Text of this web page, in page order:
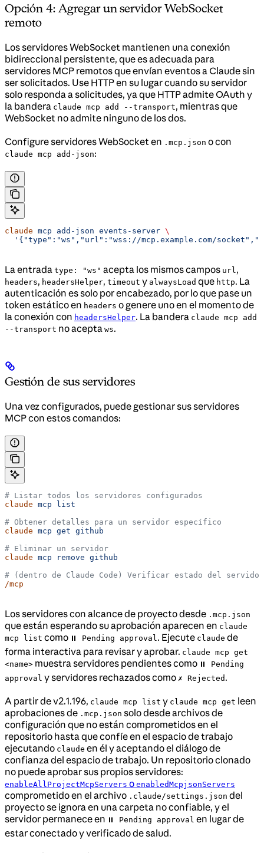
Opción 4: Agregar un servidor WebSocket
remoto
Los servidores WebSocket mantienen una conexión
bidireccional persistente, que es adecuada para
servidores MCP remotos que envían eventos a Claude sin
ser solicitados. Use HTTP en su lugar cuando su servidor
solo responda a solicitudes, ya que HTTP admite OAuth y
la bandera claude mcp add --transport, mientras que
WebSocket no admite ninguno de los dos.
Configure servidores WebSocket en .mcp.json o con
claude mcp add-json:
claude mcp add-json events-server \
'{"type":"ws","url":"wss://mcp.example.com/
La entrada type: "ws" acepta los mismos campos url ,
headers, headersHelper, timeout y alwaysLoad que http. La
autenticación es solo por encabezado, por lo que pase un
token estático en headers o genere uno en el momento de
la conexión con headersHelper. La bandera claude mcp add
--transport no acepta ws.
Gestión de sus servidores
Una vez configurados, puede gestionar sus servidores
MCP con estos comandos:
# Listar todos los servidores configurados
claude mcp list
# Obtener detalles para un servidor específico
claude mcp get github
# Eliminar un servidor
claude mcp remove github
# (dentro de Claude Code) Verificar estado del servidor
/mcp
Los servidores con alcance de proyecto desde .mcp.json
que están esperando su aprobación aparecen en claude
mcp list como ⏸ Pending approval . Ejecute claude de
forma interactiva para revisar y aprobar. claude mcp get
<name> muestra servidores pendientes como ⏸ Pending
approval y servidores rechazados como ✗ Rejected .
A partir de v2.1.196, claude mcp list y claude mcp get leen
aprobaciones de .mcp.json solo desde archivos de
configuración que no están comprometidos en el
repositorio hasta que confíe en el espacio de trabajo
ejecutando claude en él y aceptando el diálogo de
confianza del espacio de trabajo. Un repositorio clonado
no puede aprobar sus propios servidores:
enableAllProjectMcpServers o enabledMcpjsonServers
comprometido en el archivo .claude/settings.json del
proyecto se ignora en una carpeta no confiable, y el
servidor permanece en ⏸ Pending approval en lugar de
estar conectado y verificado de salud.